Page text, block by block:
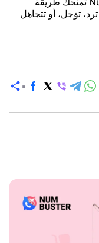
تؤجل، أو تتجاهل